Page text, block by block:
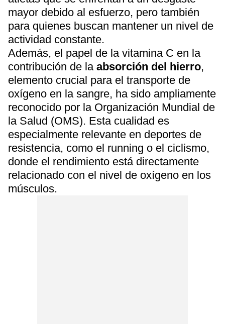
mayor debido al esfuerzo, pero también
para quienes buscan mantener un nivel de
actividad constante.
Además, el papel de la vitamina C en la
contribución de la absorción del hierro,
elemento crucial para el transporte de
oxígeno en la sangre, ha sido ampliamente
reconocido por la Organización Mundial de
la Salud (OMS). Esta cualidad es
especialmente relevante en deportes de
resistencia, como el running o el ciclismo,
donde el rendimiento está directamente
relacionado con el nivel de oxígeno en los
músculos.